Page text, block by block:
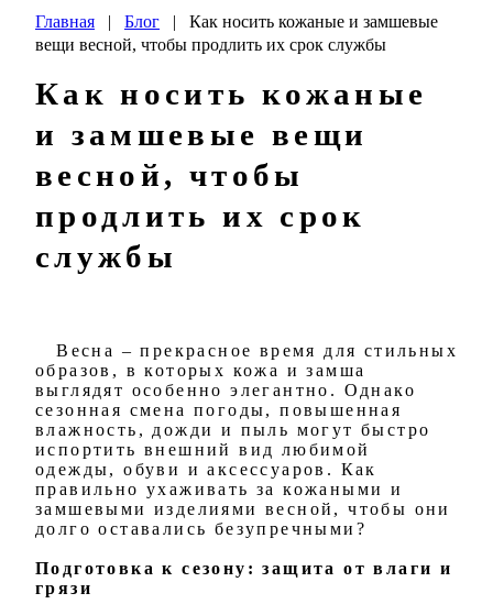
Главная | Блог |
Как носить кожаные и замшевые
вещи весной, чтобы продлить их срок службы
Как носить кожаные
и замшевые вещи
весной, чтобы
продлить их срок
службы
Весна – прекрасное время для стильных
образов, в которых кожа и замша
выглядят особенно элегантно. Однако
сезонная смена погоды, повышенная
влажность, дожди и пыль могут быстро
испортить внешний вид любимой
одежды, обуви и аксессуаров. Как
правильно ухаживать за кожаными и
замшевыми изделиями весной, чтобы они
долго оставались безупречными?
Подготовка к сезону: защита от влаги и
грязи